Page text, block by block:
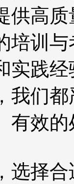
供高
培训
实践
我们
有效的
选择